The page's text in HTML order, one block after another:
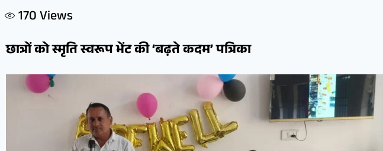
170Views
छात्रों को स्मृति स्वरूप भेंट की ‘बढ़ते कदम’ पत्रिका